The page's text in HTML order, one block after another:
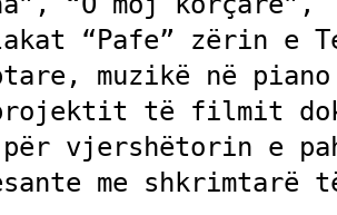
“Pafe” zërin e
muzikë në
të filmit
vjershëtorin e
me shkrimtarë